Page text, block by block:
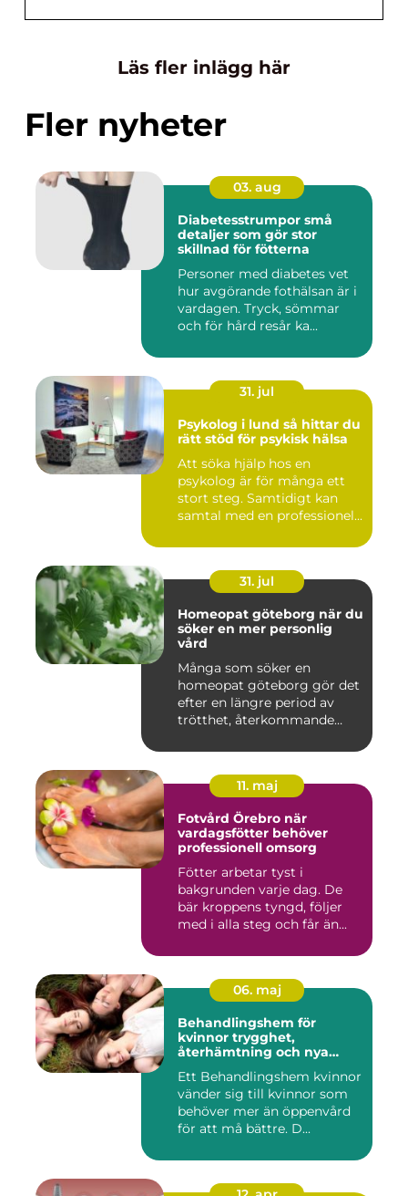
Läs fler inlägg här
Fler nyheter
03. aug
Diabetesstrumpor små
detaljer som gör stor
skillnad för fötterna
Personer med diabetes vet
hur avgörande fothälsan är i
vardagen. Tryck, sömmar
och för hård resår ka...
31. jul
Psykolog i lund så hittar du
rätt stöd för psykisk hälsa
Att söka hjälp hos en
psykolog är för många ett
stort steg. Samtidigt kan
samtal med en professionel...
31. jul
Homeopat göteborg när du
söker en mer personlig
vård
Många som söker en
homeopat göteborg gör det
efter en längre period av
trötthet, återkommande
11. maj
Fotvård Örebro när
vardagsfötter behöver
professionell omsorg
Fötter arbetar tyst i
bakgrunden varje dag. De
bär kroppens tyngd, följer
med i alla steg och får än...
06. maj
Behandlingshem för
kvinnor trygghet,
återhämtning och nya
Ett Behandlingshem kvinnor
vänder sig till kvinnor som
behöver mer än öppenvård
för att må bättre. D...